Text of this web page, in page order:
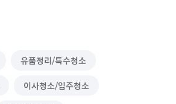
유품정리/특수청소
이사청소/입주청소